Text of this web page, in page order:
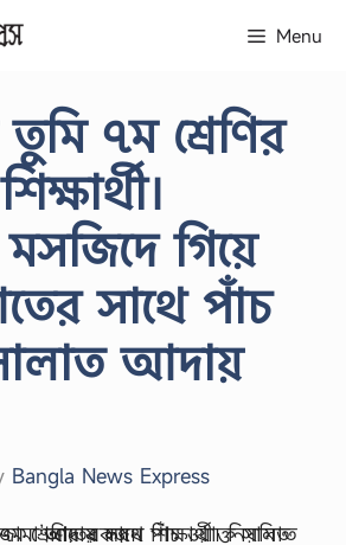
Menu
৭ম শ্রেণির
গিয়ে
সাথে পাঁচ
আদায়
Bangla News Express